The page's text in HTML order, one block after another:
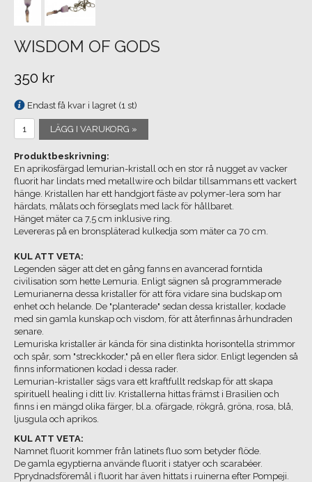
WISDOM OF GODS
350 kr
Endast få kvar i lagret (1 st)
LÄGG I VARUKORG »
Produktbeskrivning:
En aprikosfärgad lemurian-kristall och en stor rå nugget av vacker
fluorit har lindats med metallwire och bildar tillsammans ett vackert
hänge. Kristallen har ett handgjort fäste av polymer-lera som har
härdats, målats och förseglats med lack för hållbaret.
Hänget mäter ca 7,5 cm inklusive ring.
Levereras på en bronspläterad kulkedja som mäter ca 70 cm.
KUL ATT VETA:
Legenden säger att det en gång fanns en avancerad forntida
civilisation som hette Lemuria. Enligt sägnen så programmerade
Lemurianerna dessa kristaller för att föra vidare sina budskap om
enhet och helande. De "planterade" sedan dessa kristaller, kodade
med sin gamla kunskap och visdom, för att återfinnas århundraden
senare.
Lemuriska kristaller är kända för sina distinkta horisontella strimmor
och spår, som "streckkoder," på en eller flera sidor. Enligt legenden så
finns informationen kodad i dessa rader.
Lemurian-kristaller sägs vara ett kraftfullt redskap för att skapa
spirituell healing i ditt liv. Kristallerna hittas främst i Brasilien och
finns i en mängd olika färger, bl.a. ofärgade, rökgrå, gröna, rosa, blå,
ljusgula och aprikos.
​KUL ATT VETA:
Namnet fluorit kommer från latinets fluo som betyder flöde.
De gamla egyptierna använde fluorit i statyer och scarabéer.
Pprydnadsföremål i fluorit har även hittats i ruinerna efter Pompeji.